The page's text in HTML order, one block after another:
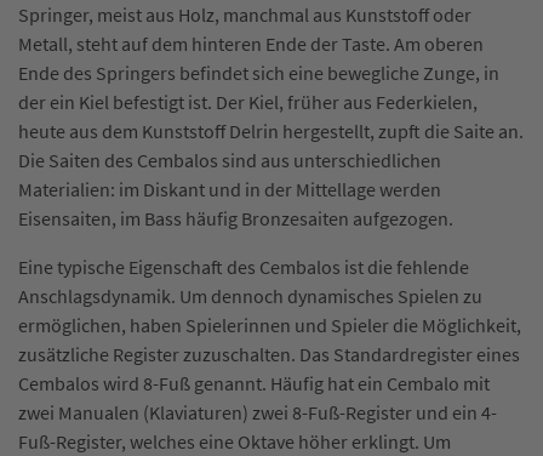
Springer, meist aus Holz, manchmal aus Kunststoff oder
Metall, steht auf dem hinteren Ende der Taste. Am oberen
Ende des Springers befindet sich eine bewegliche Zunge, in
der ein Kiel befestigt ist. Der Kiel, früher aus Federkielen,
heute aus dem Kunststoff Delrin hergestellt, zupft die Saite an.
Die Saiten des Cembalos sind aus unterschiedlichen
Materialien: im Diskant und in der Mittellage werden
Eisensaiten, im Bass häufig Bronzesaiten aufgezogen.
Eine typische Eigenschaft des Cembalos ist die fehlende
Anschlagsdynamik. Um dennoch dynamisches Spielen zu
ermöglichen, haben Spielerinnen und Spieler die Möglichkeit,
zusätzliche Register zuzuschalten. Das Standardregister eines
Cembalos wird 8-Fuß genannt. Häufig hat ein Cembalo mit
zwei Manualen (Klaviaturen) zwei 8-Fuß-Register und ein 4-
Fuß-Register, welches eine Oktave höher erklingt. Um